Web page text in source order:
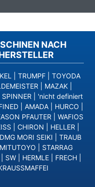
NACH
TRUMPF
TOYODA
MAZAK
SPINNER
'nicht definiert
AMADA HURCO
PFAUTER
WAFIOS
CHIRON HELLER
DMG MORI SEIKI
TRAUB
MITUTOYO
STARRAG
SW HERMLE FRECH